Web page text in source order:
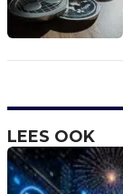
LEES OOK